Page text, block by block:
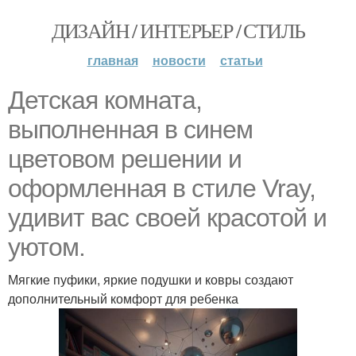
ДИЗАЙН / ИНТЕРЬЕР / СТИЛЬ
главная новости статьи
Детская комната,
выполненная в синем
цветовом решении и
оформленная в стиле Vray,
удивит вас своей красотой и
уютом.
Мягкие пуфики, яркие подушки и ковры создают
дополнительный комфорт для ребенка